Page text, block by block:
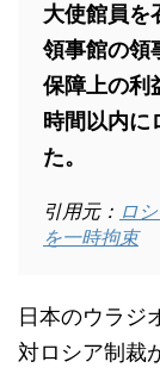
大使館員を
領事館の領
保障上の利
時間以内に
た。
引用元： ロ
を一時拘束
日本のウラジ
対ロシア制裁